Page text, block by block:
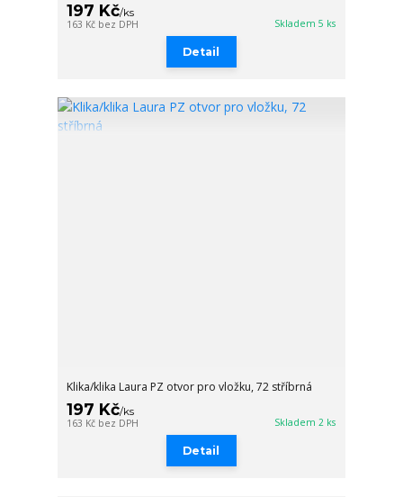
197 Kč/ks
163 Kč bez DPH Skladem 5 ks
Detail
Klika/klika Laura PZ otvor pro vložku, 72 stříbrná
197 Kč/ks
163 Kč bez DPH Skladem 2 ks
Detail